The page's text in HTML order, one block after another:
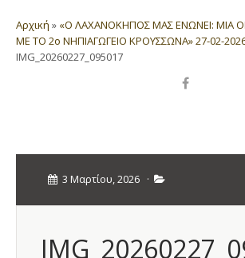
Αρχική » «Ο ΛΑΧΑΝΟΚΗΠΟΣ ΜΑΣ ΕΝΩΝΕΙ: MIA
ΜΕ ΤΟ 2ο ΝΗΠΙΑΓΩΓΕΙΟ ΚΡΟΥΣΣΩΝΑ» 27-02-
IMG_20260227_095017
3 Μαρτίου, 2026 ·